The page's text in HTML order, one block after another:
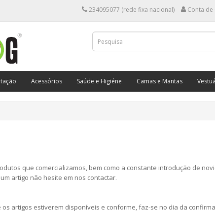
234095077 (rede fixa nacional) Conta de
Acessórios Saúde e Higiéne Camas e Mantas
que comercializamos, bem como a constante introdução de
artigo não hesite em nos contactar.
artigos estiverem disponíveis e conforme, faz-se no dia da